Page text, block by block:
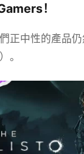
！
正中性的產品
。